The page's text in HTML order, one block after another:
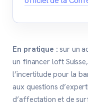
En pratique : sur un
un financer loft
l’incertitude pour la
aux questions
d’affectation et de